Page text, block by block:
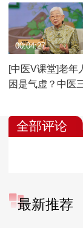
[中医V课堂]老年
困是气虚？中医
00:04:27
全部评论
最新推荐